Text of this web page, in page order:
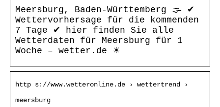
Meersburg, Baden-Württemberg 🌫️ ✔
Wettervorhersage für die kommenden
7 Tage ✔ hier finden Sie alle
Wetterdaten für Meersburg für 1
Woche – wetter.de ☀
http s://www.wetteronline.de › wettertrend ›
meersburg